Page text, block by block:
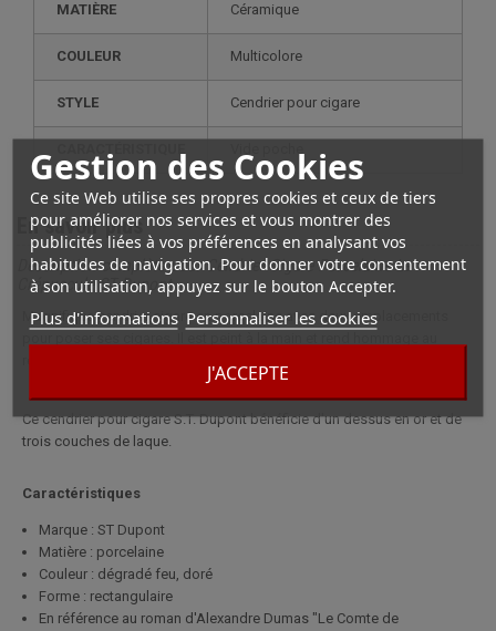
Gestion des Cookies
Ce site Web utilise ses propres cookies et ceux de tiers
pour améliorer nos services et vous montrer des
publicités liées à vos préférences en analysant vos
habitudes de navigation. Pour donner votre consentement
à son utilisation, appuyez sur le bouton Accepter.
Plus d'informations Personnaliser les cookies
J'ACCEPTE
MATIÈRE Céramique
COULEUR Multicolore
STYLE cendrier pour cigare
En savoir plus
Description complète pour Cendrier Cigare Porcelaine Le
Crépuscule ST Dupont
Magnifique cendrier cigare en porcelaine avec deux emplacements
Ce cendrier pour cigare S.T. Dupont bénéficie d'un dessus en or et de
trois couches de laque.
Caractéristiques
Marque : ST Dupont
Matière : porcelaine
Couleur : dégradé feu, doré
Forme : rectangulaire
En référence au roman d'Alexandre Dumas "Le Comte de